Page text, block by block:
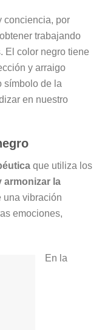
conciencia, por
trabajando
El color negro tiene
y arraigo
símbolo de la
en nuestro
que utiliza los
armonizar la
una vibración
emociones,
En la